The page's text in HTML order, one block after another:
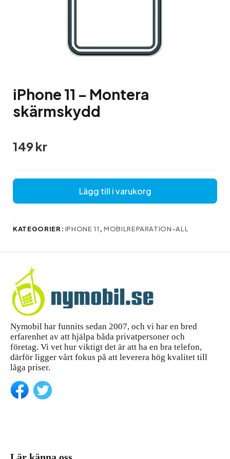
iPhone 11 – Montera
skärmskydd
149kr
Lägg till i varukorg
KATEGORIER: IPHONE 11 , MOBILREPARATION-ALL
Nymobil har funnits sedan 2007, och vi har en bred
erfarenhet av att hjälpa båda privatpersoner och
företag. Vi vet hur viktigt det är att ha en bra telefon,
därför ligger vårt fokus på att leverera hög kvalitet till
låga priser.